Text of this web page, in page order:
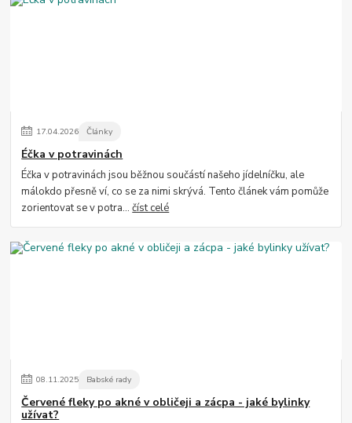
17.04.2026 Články
Éčka v potravinách
Éčka v potravinách jsou běžnou součástí našeho jídelníčku, ale
málokdo přesně ví, co se za nimi skrývá. Tento článek vám pomůže
zorientovat se v potra...číst celé
08.11.2025 Babské rady
Červené fleky po akné v obličeji a zácpa - jaké bylinky
užívat?